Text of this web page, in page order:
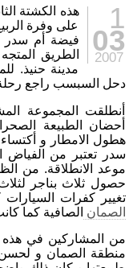
1
03
2007
هذه الكشتة
على وفرة
فيضة أم سدر
الطريق
مدينة حنيذ.
دحل السبسب راجع
أنطلقت المجموعة
أحضان الطبيعة
هطول الامطار و
سدر تعتبر من الفياض
موعد الانطلاقة. من
حصول ثلاث بناجر
تغيير كفرات
الصمان الصافية كما
من المشاركين في
منطقة الصمان و